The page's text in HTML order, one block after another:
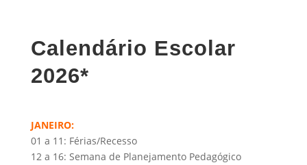
Calendário Escolar
2026*
JANEIRO:
01 a 11: Férias/Recesso
12 a 16: Semana de Planejamento Pedagógico